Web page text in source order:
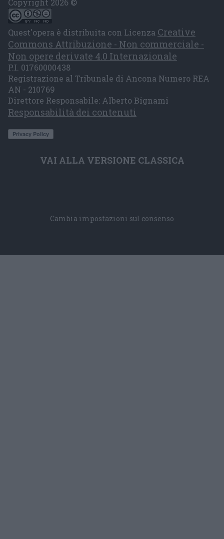
Copyright 2026 ©
Quest'opera è distribuita con Licenza Creative
Commons Attribuzione - Non commerciale -
Non opere derivate 4.0 Internazionale
P.I. 01760000438
Registrazione al Tribunale di Ancona Numero REA
AN - 210769
Direttore Responsabile: Alberto Bignami
Responsabilità dei contenuti
VAI ALLA VERSIONE CLASSICA
Cambia impostazioni sul consenso